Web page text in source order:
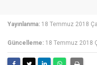
Yayınlanma: 18 Temmuz 2018
Güncelleme: 18 Temmuz 2018